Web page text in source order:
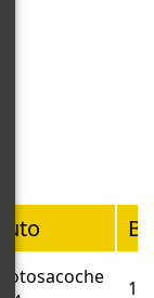
Auto
Motosacoche